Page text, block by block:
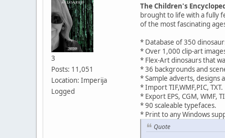
3
Posts: 11,051
Location: Imperija
Logged
The Children's
brought to life with a fully
of the most fascinating
* Database of 350
* Over 1,000 clip-art
* Flex-Art dinosaurs that
* 36 backgrounds and
* Sample adverts, designs
* Import TIF,WMF,PIC, TXT.
* Export EPS, CGM, WMF,
* 90 scaleable typefaces.
* Print to any Windows
Quote